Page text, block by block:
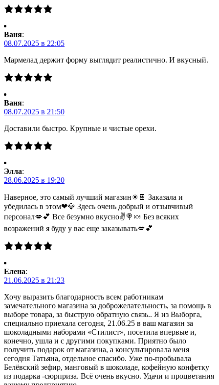
Ваня:
08.07.2025 в 22:05
Мармелад держит форму выглядит реалистично. И вкусный.
Ваня:
08.07.2025 в 21:50
Доставили быстро. Крупные и чистые орехи.
Элла:
28.06.2025 в 19:20
Наверное, это самый лучший магазин☀🍫 Заказала и
убедилась в этом❤💎 Здесь очень добрый и отзывчивый
персонал💋💕 Все безумно вкусно✌🍭🍬 Без всяких
возражений я буду у вас еще заказывать💋💕
Елена:
21.06.2025 в 21:23
Хочу выразить благодарность всем работникам
замечательного магазина за доброжелательность, за помощь в
выборе товара, за быструю обратную связь.. Я из Выборга,
специально приехала сегодня, 21.06.25 в ваш магазин за
шоколадными наборами «Стилист», посетила впервые и,
конечно, ушла и с другими покупками. Приятно было
получить подарок от магазина, а консультировала меня
сегодня Татьяна, отдельное спасибо. Уже по-пробывала
Белёвский зефир, манговый в шоколаде, кофейную конфетку
из подарка -сюрприза. Всё очень вкусно. Удачи и процветания